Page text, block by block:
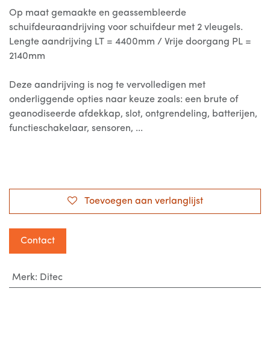
Op maat gemaakte en geassembleerde
schuifdeuraandrijving voor schuifdeur met 2 vleugels.
Lengte aandrijving LT = 4400mm / Vrije doorgang PL =
2140mm
Deze aandrijving is nog te vervolledigen met
onderliggende opties naar keuze zoals: een brute of
geanodiseerde afdekkap, slot, ontgrendeling, batterijen,
functieschakelaar, sensoren, ...
Toevoegen aan verlanglijst
Contact
Merk: Ditec